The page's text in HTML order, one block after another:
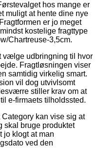
hos mange er
muligt at hente dine nye
er jo meget
kostelige fragttype
Chartreuse-3,5cm.
vælge udbringning til hvor
Fragtløsningen viser
samtidig virkelig smart.
vil dog utvivlsomt
stiller krav om at
e-firmaets tilholdssted.
kan vise sig at
skal bruge produktet
jo klogt at man
ved den